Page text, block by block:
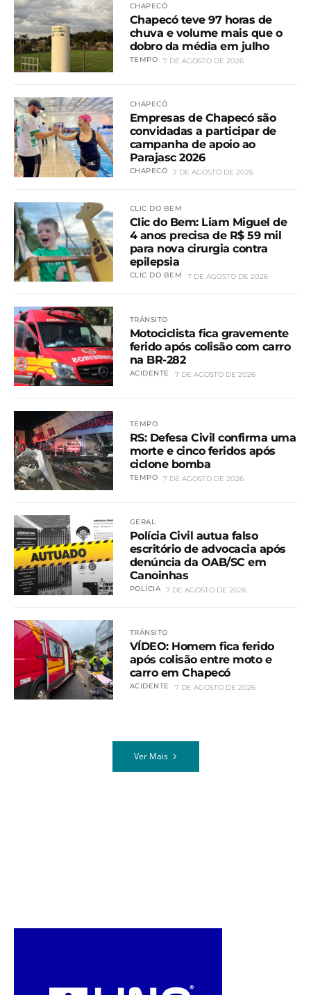
CHAPECÓ
Chapecó teve 97 horas de
chuva e volume mais que o
dobro da média em julho
TEMPO 7 DE AGOSTO DE 2026
CHAPECÓ
Empresas de Chapecó são
convidadas a participar de
campanha de apoio ao
Parajasc 2026
CHAPECÓ 7 DE AGOSTO DE 2026
CLIC DO BEM
Clic do Bem: Liam Miguel de
4 anos precisa de R$ 59 mil
para nova cirurgia contra
epilepsia
CLIC DO BEM 7 DE AGOSTO DE 2026
TRÂNSITO
Motociclista fica gravemente
ferido após colisão com carro
na BR-282
ACIDENTE 7 DE AGOSTO DE 2026
TEMPO
RS: Defesa Civil confirma uma
morte e cinco feridos após
ciclone bomba
TEMPO 7 DE AGOSTO DE 2026
GERAL
Polícia Civil autua falso
escritório de advocacia após
denúncia da OAB/SC em
Canoinhas
POLÍCIA 7 DE AGOSTO DE 2026
TRÂNSITO
VÍDEO: Homem fica ferido
após colisão entre moto e
carro em Chapecó
ACIDENTE 7 DE AGOSTO DE 2026
Ver Mais